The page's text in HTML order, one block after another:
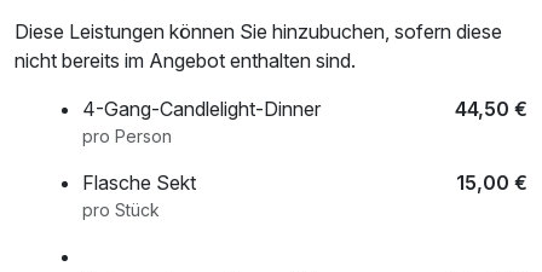
Diese Leistungen können Sie hinzubuchen, sofern diese
nicht bereits im Angebot enthalten sind.
4-Gang-Candlelight-Dinner
44,50 €
pro Person
Flasche Sekt 15,00 €
pro Stück